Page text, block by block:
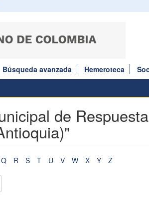
Búsqueda avanzada Hemeroteca
de
Q R S T U V W X Y Z